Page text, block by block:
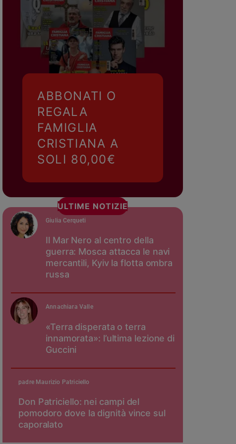
ABBONATI O
REGALA
FAMIGLIA
CRISTIANA A
SOLI 80,00€
ULTIME NOTIZIE
Il Mar Nero al centro della
guerra: Mosca attacca le navi
mercantili, Kyiv la flotta ombra
russa
Giulia Cerqueti
«Terra disperata o terra
innamorata»: l’ultima lezione di
Guccini
Annachiara Valle
Don Patriciello: nei campi del
pomodoro dove la dignità vince sul
caporalato
padre Maurizio Patriciello